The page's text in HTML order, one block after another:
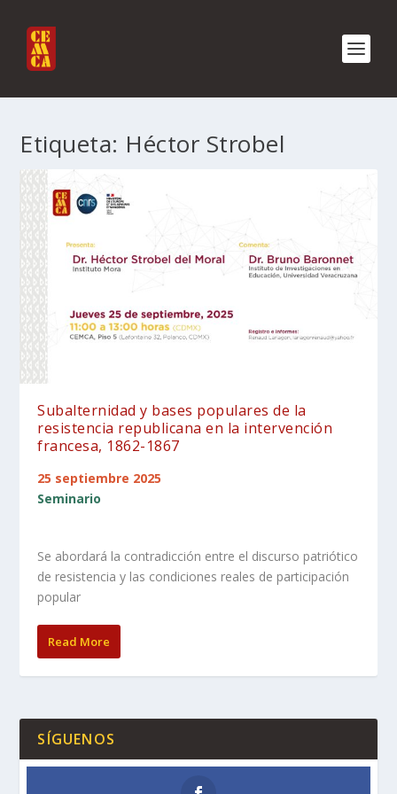
Etiqueta: Héctor Strobel
Subalternidad y bases populares de la
resistencia republicana en la intervención
francesa, 1862-1867
25 septiembre 2025
Seminario
Se abordará la contradicción entre el discurso patriótico
de resistencia y las condiciones reales de participación
popular
Read More
SÍGUENOS